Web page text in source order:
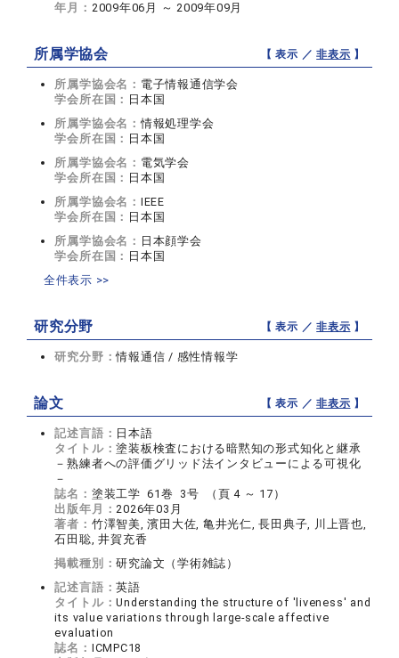
年月： 2009年06月 ～ 2009年09月
所属学協会 【 表示 ／非表示 】
所属学協会名： 電子情報通信学会
学会所在国： 日本国
所属学協会名：情報処理学会
学会所在国： 日本国
所属学協会名： 電気学会
学会所在国： 日本国
所属学協会名： IEEE
学会所在国： 日本国
所属学協会名： 日本顔学会
学会所在国： 日本国
全件表示 >>
研究分野 【 表示 ／非表示 】
研究分野：情報通信 / 感性情報学
論文 【 表示 ／非表示 】
記述言語： 日本語
タイトル：塗装板検査における暗黙知の形式知化と継承
－熟練者への評価グリッド法インタビューによる可視化
－
誌名： 塗装工学 61巻 3号 （頁 4 ～ 17）
出版年月：2026年03月
著者： 竹澤智美, 濱田大佐, 亀井光仁, 長田典子, 川上晋也,
石田聡, 井賀充香
掲載種別：研究論文（学術雑誌）
記述言語：英語
タイトル：Understanding the structure of 'liveness' and
its value variations through large-scale affective
evaluation
誌名： ICMPC18